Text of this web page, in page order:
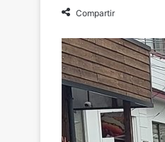
Compartir